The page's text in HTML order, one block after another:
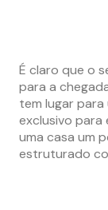
É claro que o
para a
tem lugar
exclusivo para
uma casa um
estruturado